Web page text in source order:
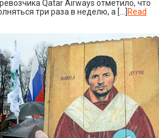
Qatar Airways отметило, что
три раза в неделю, а […]
Read